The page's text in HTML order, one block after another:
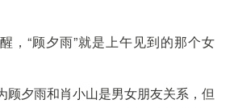
，“顾夕雨”就是上午见到的那个女
顾夕雨和肖小山是男女朋友关系，但